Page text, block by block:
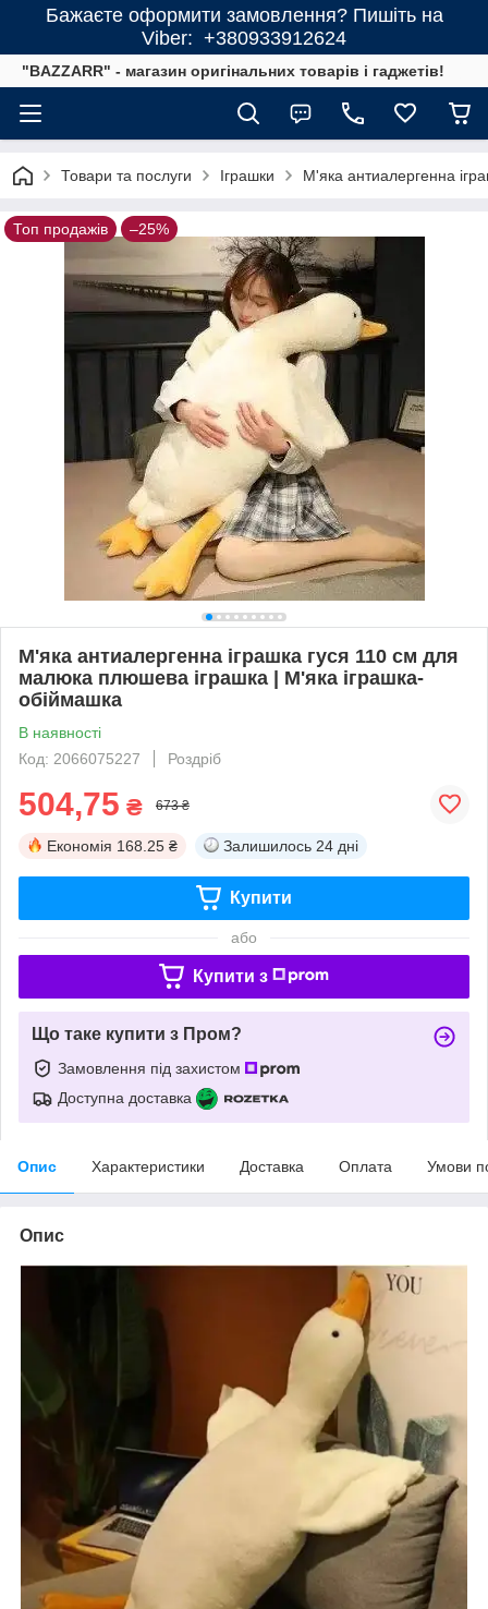
Бажаєте оформити замовлення? Пишіть на
Viber: +380933912624
"BAZZARR" - магазин оригінальних товарів і гаджетів!
Товари та послуги Іграшки М'яка антиалергенна
Топ продажів –25%
М'яка антиалергенна іграшка гуся 110 см для
малюка плюшева іграшка | М'яка іграшка-
обіймашка
В наявності
Код: 2066075227
Роздріб
504,75 ₴ 673 ₴
Економія 168.25 ₴ Залишилось 24 дні
Купити
або
Купити з
Що таке купити з Пром?
Замовлення під захистом
Доступна доставка
Опис Характеристики Доставка Оплата Умови
Опис